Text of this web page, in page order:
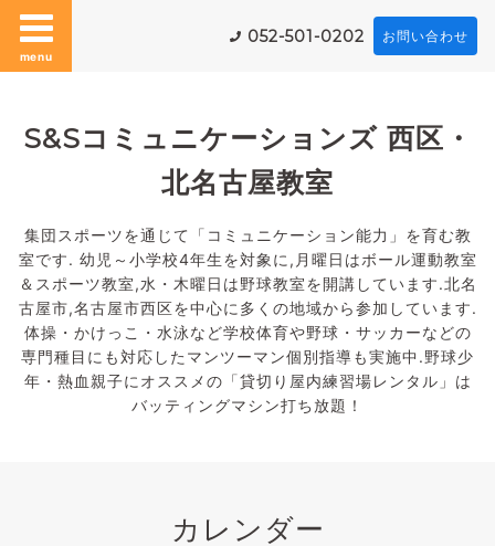
menu
052-501-0202 お問い合わせ
S&Sコミュニケーションズ 西区・
北名古屋教室
集団スポーツを通じて「コミュニケーション能力」を育む教
室です. 幼児～小学校4年生を対象に,月曜日はボール運動教室
＆スポーツ教室,水・木曜日は野球教室を開講しています.北名
古屋市,名古屋市西区を中心に多くの地域から参加しています.
体操・かけっこ・水泳など学校体育や野球・サッカーなどの
専門種目にも対応したマンツーマン個別指導も実施中.野球少
年・熱血親子にオススメの「貸切り屋内練習場レンタル」は
バッティングマシン打ち放題！
カレンダー